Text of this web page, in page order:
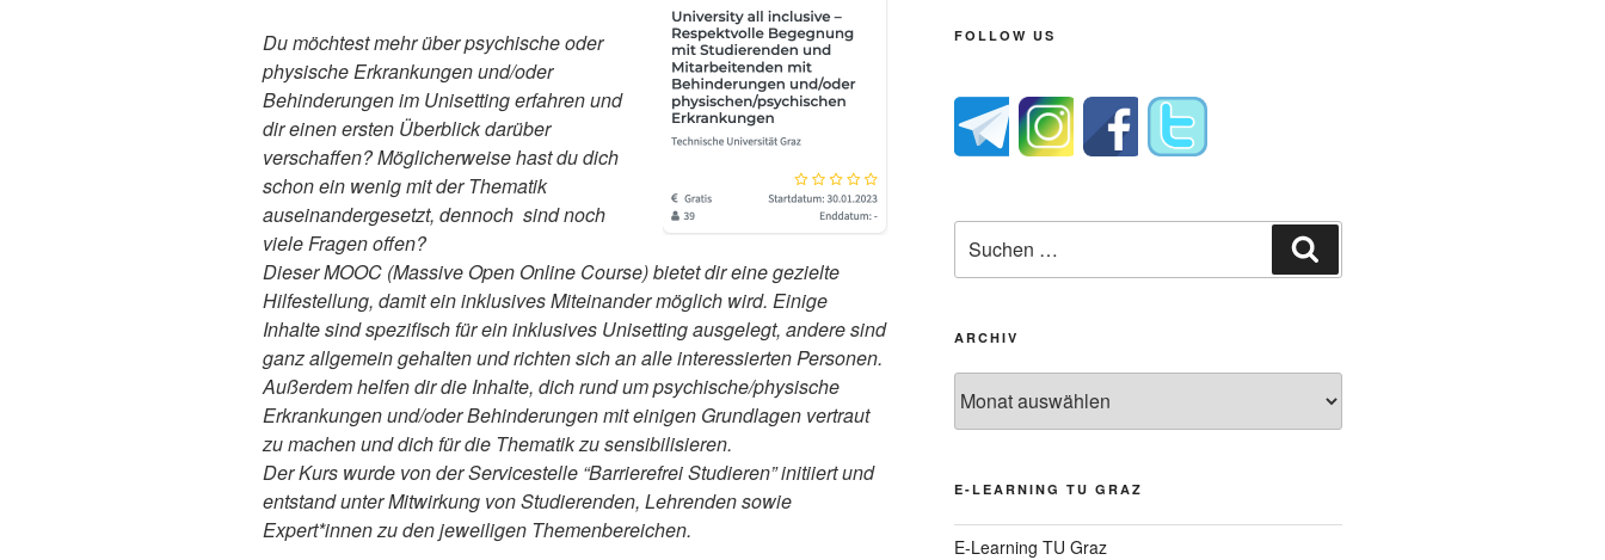
Du möchtest mehr über psychische oder
physische Erkrankungen und/oder
Behinderungen im Unisetting erfahren und
dir einen ersten Überblick darüber
verschaffen? Möglicherweise hast du dich
schon ein wenig mit der Thematik
auseinandergesetzt, dennoch sind noch
viele Fragen offen?
Dieser MOOC (Massive Open Online Course) bietet dir eine gezielte
Hilfestellung, damit ein inklusives Miteinander möglich wird. Einige
Inhalte sind spezifisch für ein inklusives Unisetting ausgelegt, andere sind
ganz allgemein gehalten und richten sich an alle interessierten Personen.
Außerdem helfen dir die Inhalte, dich rund um psychische/physische
Erkrankungen und/oder Behinderungen mit einigen Grundlagen vertraut
zu machen und dich für die Thematik zu sensibilisieren.
Der Kurs wurde von der Servicestelle “Barrierefrei Studieren” initiiert und
entstand unter Mitwirkung von Studierenden, Lehrenden sowie
Expert*innen zu den jeweiligen Themenbereichen.
FOLLOW US
nach:
ARCHIV
E-LEARNING TU GRAZ
E-Learning TU Graz